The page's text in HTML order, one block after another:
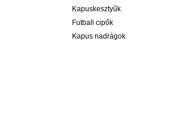
Kapuskesztyűk
Futball cipők
Kapus nadrágok